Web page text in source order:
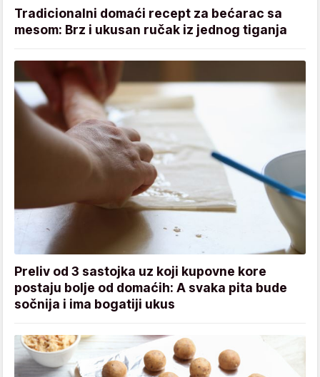
Tradicionalni domaći recept za bećarac sa
mesom: Brz i ukusan ručak iz jednog tiganja
Preliv od 3 sastojka uz koji kupovne kore
postaju bolje od domaćih: A svaka pita bude
sočnija i ima bogatiji ukus